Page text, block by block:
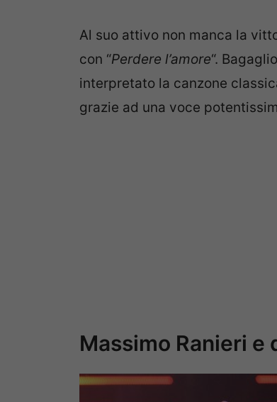
Al suo attivo non manca la
con “Perdere l’amore“.
interpretato la canzone
grazie ad una voce
Massimo Ranieri e